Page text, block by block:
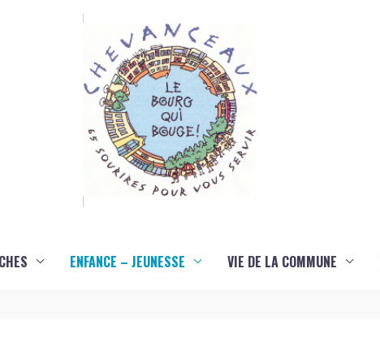
ENFANCE – JEUNESSE VIE DE LA COMMUNE